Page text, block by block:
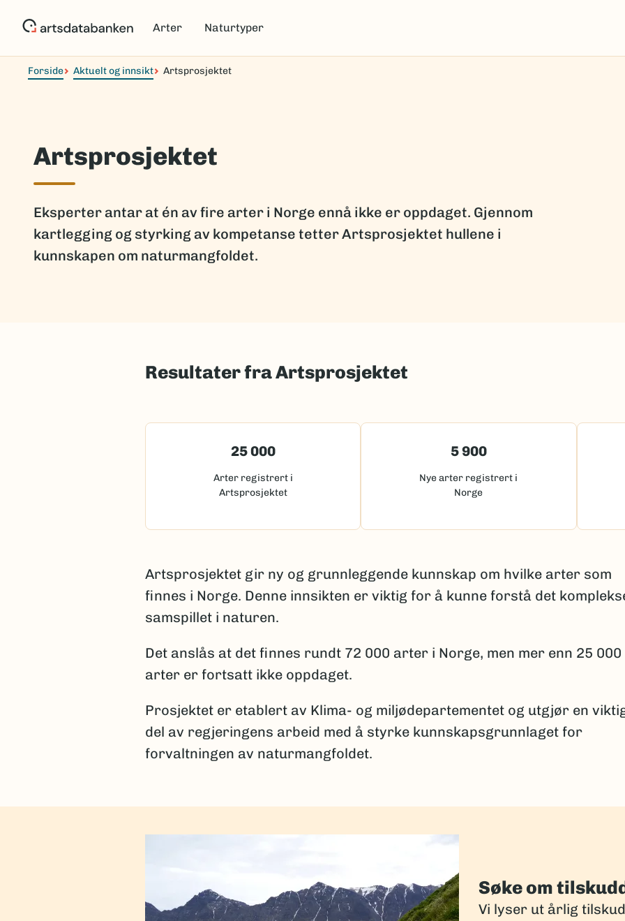
Arter Naturtyper
Forside Aktuelt og innsikt Artsprosjektet
Artsprosjektet
Eksperter antar at én av fire arter i Norge ennå ikke er oppdaget. Gjennom
kartlegging og styrking av kompetanse tetter Artsprosjektet hullene i
kunnskapen om naturmangfoldet.
Resultater fra Artsprosjektet
25 000
Arter registrert i
Artsprosjektet
5 900
Nye arter registrert i
Norge
Artsprosjektet gir ny og grunnleggende kunnskap om hvilke arter som
finnes i Norge. Denne innsikten er viktig for å kunne forstå det
samspillet i naturen.
Det anslås at det finnes rundt 72 000 arter i Norge, men mer enn 25 000
arter er fortsatt ikke oppdaget.
Prosjektet er etablert av Klima- og miljødepartementet og utgjør en
del av regjeringens arbeid med å styrke kunnskapsgrunnlaget for
forvaltningen av naturmangfoldet.
Søke om
Vi lyser ut årlig